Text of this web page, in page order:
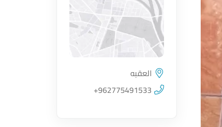
اضغط لتحميل الموقع
العقبه
+962775491533